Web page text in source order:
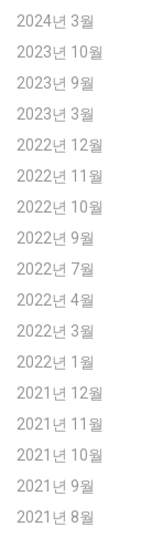
2024년 3월
2023년 10월
2023년 9월
2023년 3월
2022년 12월
2022년 11월
2022년 10월
2022년 9월
2022년 7월
2022년 4월
2022년 3월
2022년 1월
2021년 12월
2021년 11월
2021년 10월
2021년 9월
2021년 8월